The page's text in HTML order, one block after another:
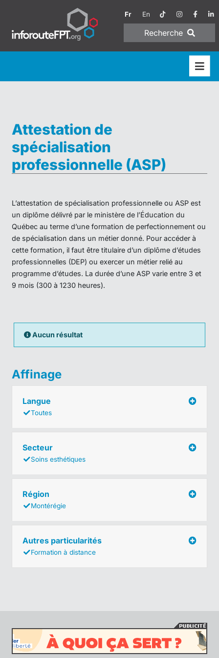
Fr En
Recherche
Attestation de
spécialisation
professionnelle (ASP)
L’attestation de spécialisation professionnelle ou ASP est
un diplôme délivré par le ministère de l’Éducation du
Québec au terme d’une formation de perfectionnement ou
de spécialisation dans un métier donné. Pour accéder à
cette formation, il faut être titulaire d’un diplôme d’études
professionnelles (DEP) ou exercer un métier relié au
programme d’études. La durée d’une ASP varie entre 3 et
9 mois (300 à 1230 heures).
Aucun résultat
Affinage
Langue
Toutes
Secteur
Soins esthétiques
Région
Montérégie
Autres particularités
Formation à distance